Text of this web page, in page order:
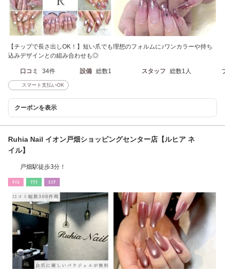
【チップで長さ出しOK！】短い爪でも理想のフォルムに♪ワンカラーや持ち
込みデザインとの組み合わせも◎
口コミ 34件 設備 総数1 スタッフ 総数1人
スマート支払いOK
クーポンを表示
Ruhia Nail イオン戸畑ショッピングセンター店【ルヒア ネ
イル】
戸畑駅徒歩3分！
ﾈｲﾙ ﾘﾗｸ ｴｽﾃ